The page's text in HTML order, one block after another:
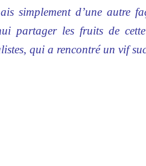
simplement d’une autre
partager les fruits de
qui a rencontré un vif